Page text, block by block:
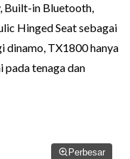
Built-in Bluetooth,
Hinged Seat sebagai
dinamo, TX1800 hanya
pada tenaga dan
Perbesar